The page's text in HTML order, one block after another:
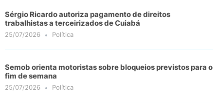
Sérgio Ricardo autoriza pagamento de direitos
trabalhistas a terceirizados de Cuiabá
25/07/2026 Política
Semob orienta motoristas sobre bloqueios previstos para o
fim de semana
25/07/2026 Política